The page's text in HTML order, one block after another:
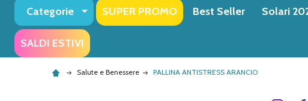
Categorie SUPER PROMO Best Seller Solari
SALDI ESTIVI
Salute e Benessere PALLINA ANTISTRESS ARANCIO